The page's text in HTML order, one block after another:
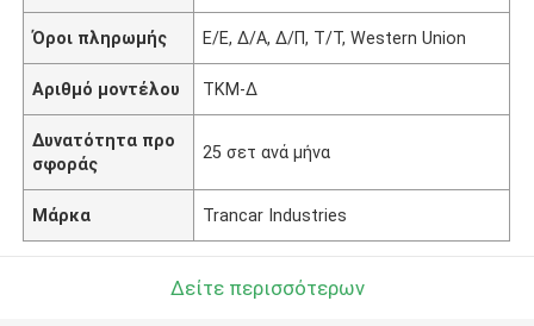
Όροι πληρωμής Ε/Ε, Δ/Α, Δ/Π, Τ/Τ, Western Union
Αριθμό μοντέλου ΤΚΜ-Δ
Δυνατότητα προ
σφοράς
25 σετ ανά μήνα
Μάρκα Trancar Industries
Δείτε περισσότερων